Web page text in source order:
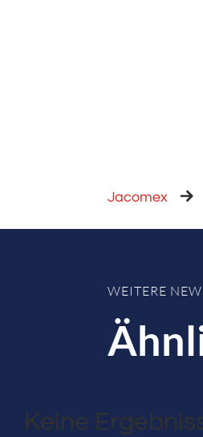
Jacomex
WEITERE
Keine